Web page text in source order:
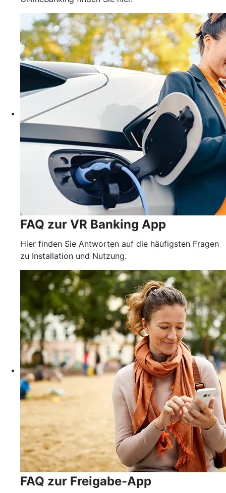
FAQ zur VR Banking App
Hier finden Sie Antworten auf die häufigsten Fragen
zu Installation und Nutzung.
FAQ zur Freigabe-App